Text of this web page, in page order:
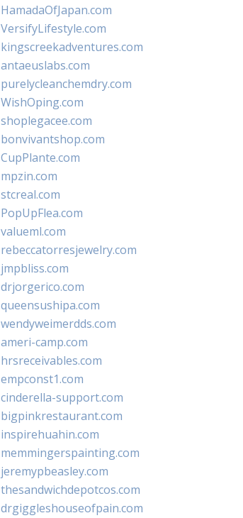
HamadaOfJapan.com
VersifyLifestyle.com
kingscreekadventures.com
antaeuslabs.com
purelycleanchemdry.com
WishOping.com
shoplegacee.com
bonvivantshop.com
CupPlante.com
mpzin.com
stcreal.com
PopUpFlea.com
valueml.com
rebeccatorresjewelry.com
jmpbliss.com
drjorgerico.com
queensushipa.com
wendyweimerdds.com
ameri-camp.com
hrsreceivables.com
empconst1.com
cinderella-support.com
bigpinkrestaurant.com
inspirehuahin.com
memmingerspainting.com
jeremypbeasley.com
thesandwichdepotcos.com
drgiggleshouseofpain.com